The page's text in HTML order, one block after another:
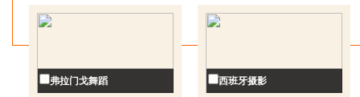
弗拉门戈舞蹈 西班牙摄影